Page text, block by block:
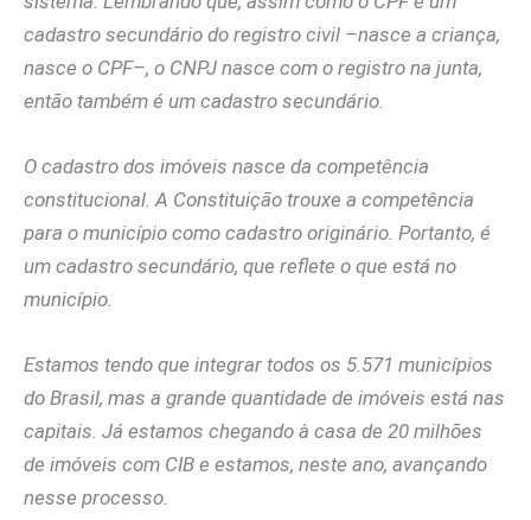
cadastro secundário do registro civil –nasce a criança,
nasce o CPF–, o CNPJ nasce com o registro na junta,
então também é um cadastro secundário.
O cadastro dos imóveis nasce da competência
constitucional. A Constituição trouxe a competência
para o município como cadastro originário. Portanto, é
um cadastro secundário, que reflete o que está no
município.
Estamos tendo que integrar todos os 5.571 municípios
do Brasil, mas a grande quantidade de imóveis está nas
capitais. Já estamos chegando à casa de 20 milhões
de imóveis com CIB e estamos, neste ano, avançando
nesse processo.